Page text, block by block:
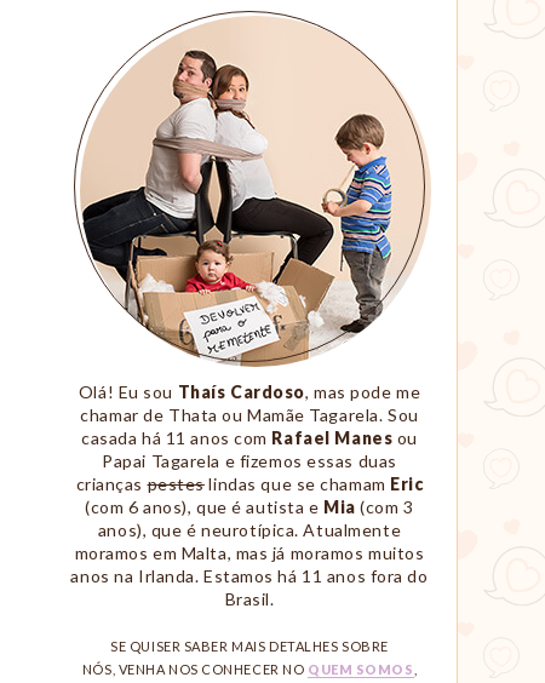
Nós
Olá! Eu sou Thaís Cardoso, mas pode me
chamar de Thata ou Mamãe Tagarela. Sou
casada há 11 anos com Rafael Manes ou
Papai Tagarela e fizemos essas duas
criançaspesteslindas que se chamam Eric
(com 6 anos), que é autista e Mia (com 3
anos), que é neurotípica. Atualmente
moramos em Malta, mas já moramos muitos
anos na Irlanda. Estamos há 11 anos fora do
Brasil.
SE QUISER SABER MAIS DETALHES SOBRE
NÓS, VENHA NOS CONHECER NO QUEM SOMOS